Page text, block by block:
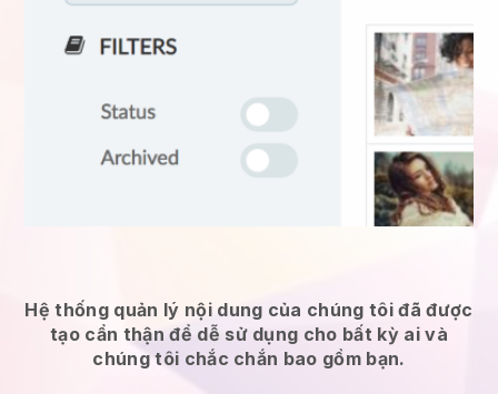
Hệ thống quản lý nội dung của chúng tôi đã được
tạo cẩn thận để dễ sử dụng cho bất kỳ ai và
chúng tôi chắc chắn bao gồm bạn.